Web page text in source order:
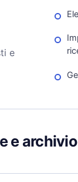
e
e archivio